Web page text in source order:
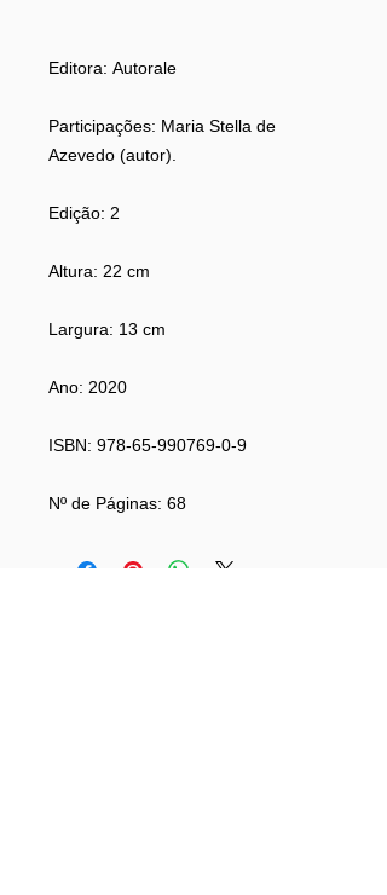
Editora: Autorale
Participações: Maria Stella de
Azevedo (autor).
Edição: 2
Altura: 22 cm
Largura: 13 cm
Ano: 2020
ISBN: 978-65-990769-0-9
Nº de Páginas: 68